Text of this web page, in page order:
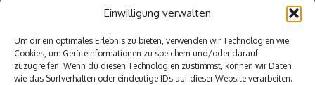
Einwilligung verwalten
Um dir ein optimales Erlebnis zu bieten, verwenden wir Technologien wie
Cookies, um Geräteinformationen zu speichern und/oder darauf
zuzugreifen. Wenn du diesen Technologien zustimmst, können wir Daten
wie das Surfverhalten oder eindeutige IDs auf dieser Website verarbeiten.
Hilton Worldwide: Eine Ikone der globalen
Hotellerie im Wandel der Zeit